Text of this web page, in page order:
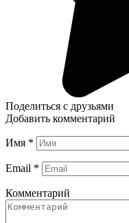
Поделиться с друзьями
Добавить комментарий
Имя *
Email *
Комментарий